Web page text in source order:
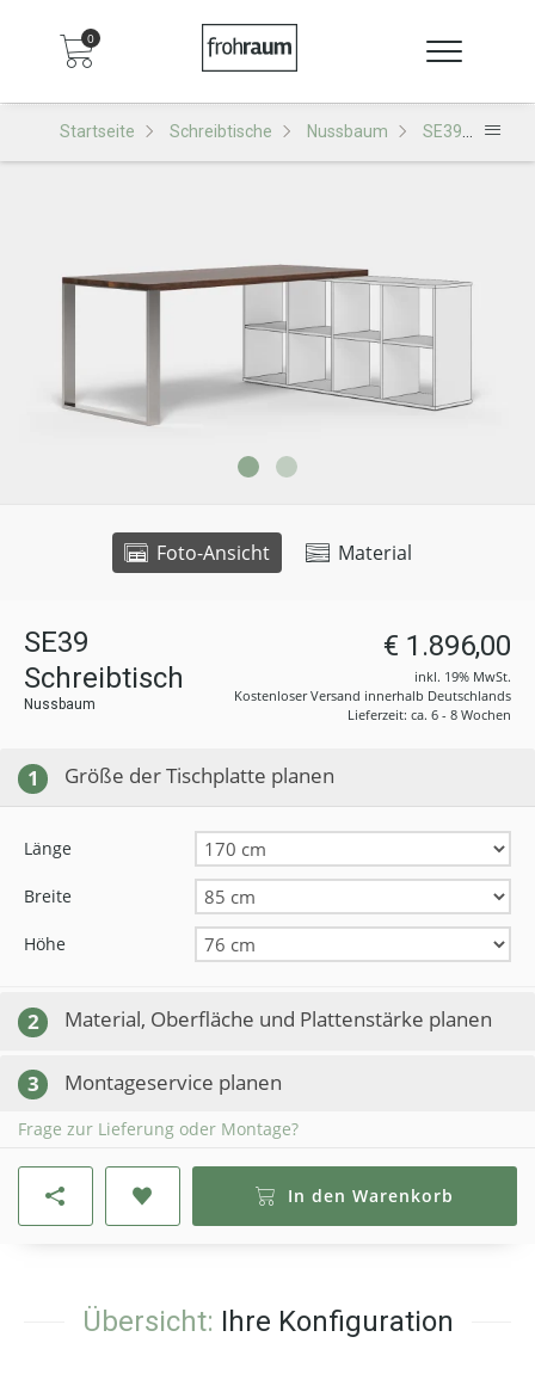
0
Startseite Schreibtische Nussbaum SE39 Schreibtisch
Foto-Ansicht Material
SE39
Schreibtisch
Nussbaum
€ 1.896,00
inkl. 19% MwSt.
Kostenloser Versand innerhalb Deutschlands
Lieferzeit: ca. 6 - 8 Wochen
1 Größe der Tischplatte planen
Länge
Breite
Höhe
2 Material, Oberfläche und Plattenstärke planen
3 Montageservice planen
Frage zur Lieferung oder Montage?
In den Warenkorb
Übersicht: Ihre Konfiguration